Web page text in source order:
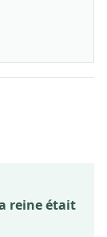
reine était